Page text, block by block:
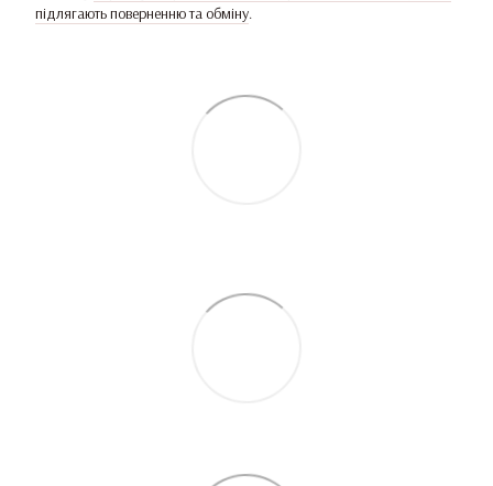
підлягають поверненню та обміну.